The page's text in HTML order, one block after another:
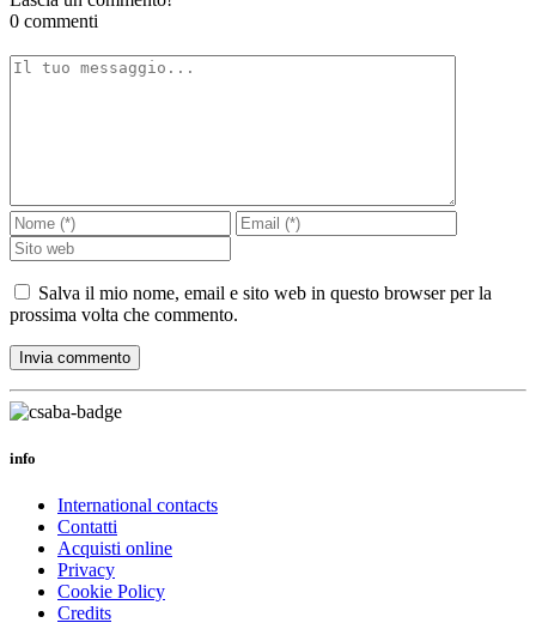
0 commenti
Salva il mio nome, email e sito web in questo browser per la
prossima volta che commento.
info
International contacts
Contatti
Acquisti online
Privacy
Cookie Policy
Credits